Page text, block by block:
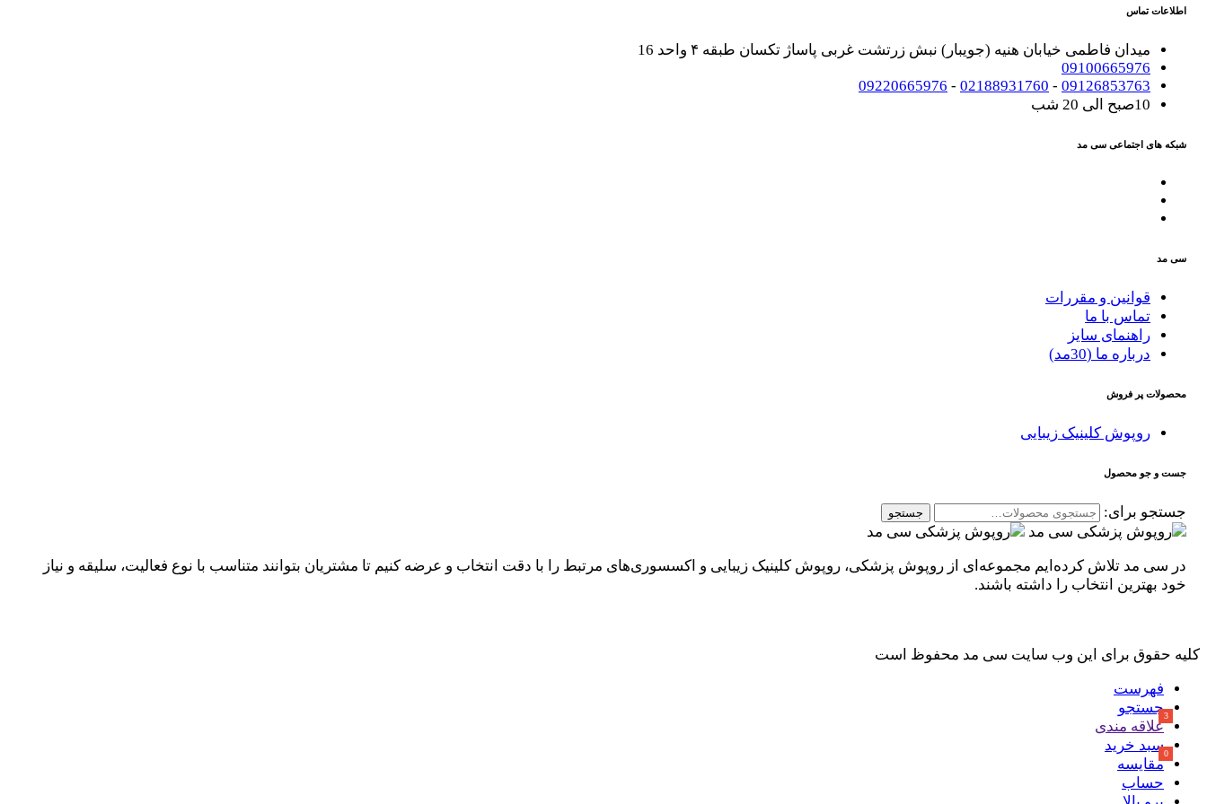
اطلاعات تماس
میدان فاطمی خیابان هنیه (جویبار) نبش زرتشت غربی پاساژ تکسان طبقه ۴ واحد 16
09100665976
09126853763
-
02188931760
-
09220665976
10صبح الی 20 شب
شبکه های اجتماعی سی مد
سی مد
قوانین و مقررات
تماس با ما
راهنمای سایز
درباره ما (30مد)
محصولات پر فروش
روپوش کلینیک زیبایی
جست و جو محصول
جستجو برای: جستجو
در سی مد تلاش کرده‌ایم مجموعه‌ای از روپوش پزشکی، روپوش کلینیک زیبایی و اکسسوری‌های مرتبط را با دقت انتخاب و عرضه کنیم تا مشتریان بتوانند متناسب با نوع فعالیت، سلیقه و نیاز
خود بهترین انتخاب را داشته باشند.
کلیه حقوق برای این وب سایت سی مد محفوظ است
فهرست
جستجو
علاقه مندی
سبد خرید
مقایسه
حساب